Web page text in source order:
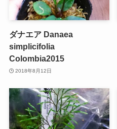
ダナエア Danaea
simplicifolia
Colombia2015
2018年8月12日